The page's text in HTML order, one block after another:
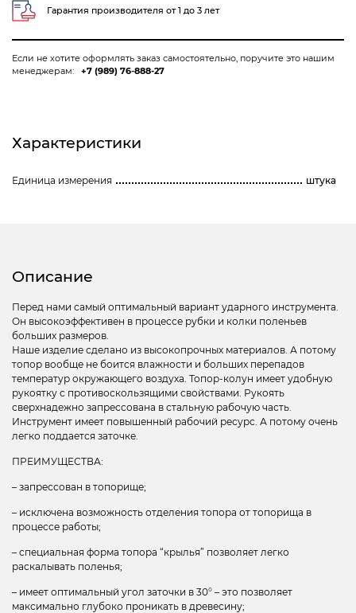
Гарантия производителя от 1 до 3 лет
Если не хотите оформлять заказ самостоятельно, поручите это нашим
менеджерам:
+7 (989) 76-888-27
Характеристики
Единица измерения штука
Описание
Перед нами самый оптимальный вариант ударного инструмента.
Он высокоэффективен в процессе рубки и колки поленьев
больших размеров.
Наше изделие сделано из высокопрочных материалов. А потому
топор вообще не боится влажности и больших перепадов
температур окружающего воздуха. Топор-колун имеет удобную
рукоятку с противоскользящими свойствами. Рукоять
сверхнадежно запрессована в стальную рабочую часть.
Инструмент имеет повышенный рабочий ресурс. А потому очень
легко поддается заточке.
ПРЕИМУЩЕСТВА:
– запрессован в топорище;
– исключена возможность отделения топора от топорища в
процессе работы;
– специальная форма топора “крылья” позволяет легко
раскалывать поленья;
– имеет оптимальный угол заточки в 30° – это позволяет
максимально глубоко проникать в древесину;